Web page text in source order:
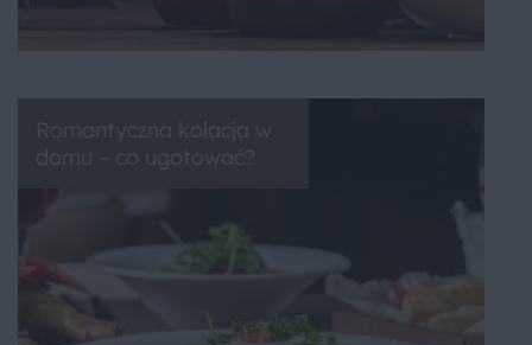
Romantyczna kolacja w
domu – co ugotować?